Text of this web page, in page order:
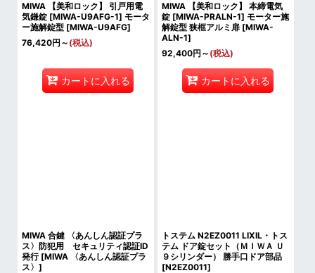
MIWA 【美和ロック】 引戸用電
気鎌錠 [MIWA-U9AFG-1] モータ
ー施解錠型 [MIWA-U9AFG]
76,420円 ～ (税込)
カートに入れる
MIWA 【美和ロック】 本締電気
錠 [MIWA-PRALN-1] モーター施
解錠型 狭框アルミ扉 [MIWA-
ALN-1]
92,400円 ～ (税込)
カートに入れる
MIWA 合鍵 〈あんしん認証プラ
ス〉防犯用 セキュリティ認証ID
発行 [MIWA 〈あんしん認証プラ
ス〉 ]
トステム N2EZ0011 LIXIL・トス
テム ドア錠セット（ＭＩＷＡ Ｕ
９シリンダー） 勝手口ドア部品
[N2EZ0011]